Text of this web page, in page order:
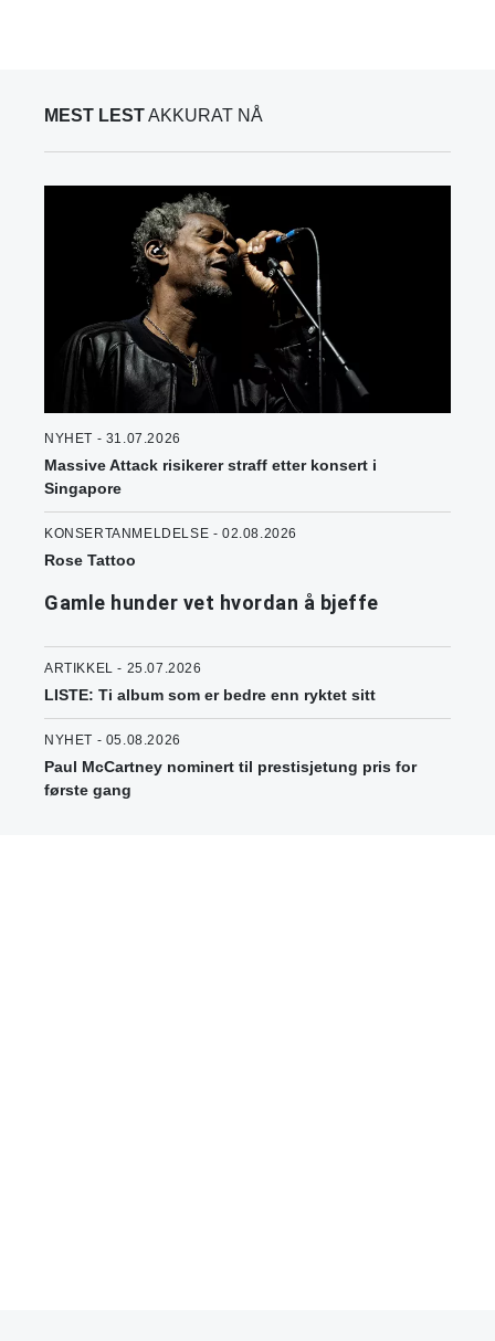
MEST LESTAKKURAT NÅ
NYHET - 31.07.2026
Massive Attack risikerer straff etter konsert i
Singapore
KONSERTANMELDELSE - 02.08.2026
Rose Tattoo
Gamle hunder vet hvordan å bjeffe
ARTIKKEL - 25.07.2026
LISTE: Ti album som er bedre enn ryktet sitt
NYHET - 05.08.2026
Paul McCartney nominert til prestisjetung pris for
første gang